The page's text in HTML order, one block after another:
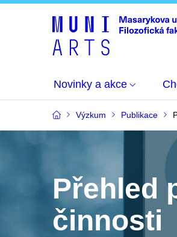
Novinky a akce
Výzkum Publikace
Přehled
činnosti